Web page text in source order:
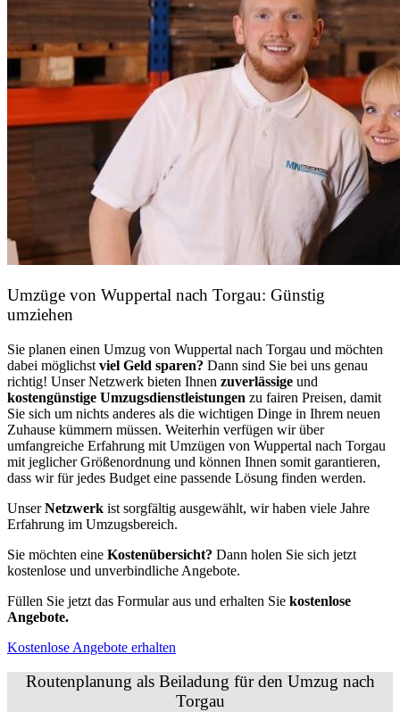
Umzüge von Wuppertal nach Torgau: Günstig
umziehen
Sie planen einen Umzug von Wuppertal nach Torgau und möchten
dabei möglichst viel Geld sparen? Dann sind Sie bei uns genau
richtig! Unser Netzwerk bieten Ihnen zuverlässige und
kostengünstige Umzugsdienstleistungen zu fairen Preisen, damit
Sie sich um nichts anderes als die wichtigen Dinge in Ihrem neuen
Zuhause kümmern müssen. Weiterhin verfügen wir über
umfangreiche Erfahrung mit Umzügen von Wuppertal nach Torgau
mit jeglicher Größenordnung und können Ihnen somit garantieren,
dass wir für jedes Budget eine passende Lösung finden werden.
UnserNetzwerk ist sorgfältig ausgewählt, wir haben viele Jahre
Erfahrung im Umzugsbereich.
Sie möchten eine Kostenübersicht? Dann holen Sie sich jetzt
kostenlose und unverbindliche Angebote.
Füllen Sie jetzt das Formular aus und erhalten Sie kostenlose
Angebote.
Kostenlose Angebote erhalten
Routenplanung als Beiladung für den Umzug nach
Torgau